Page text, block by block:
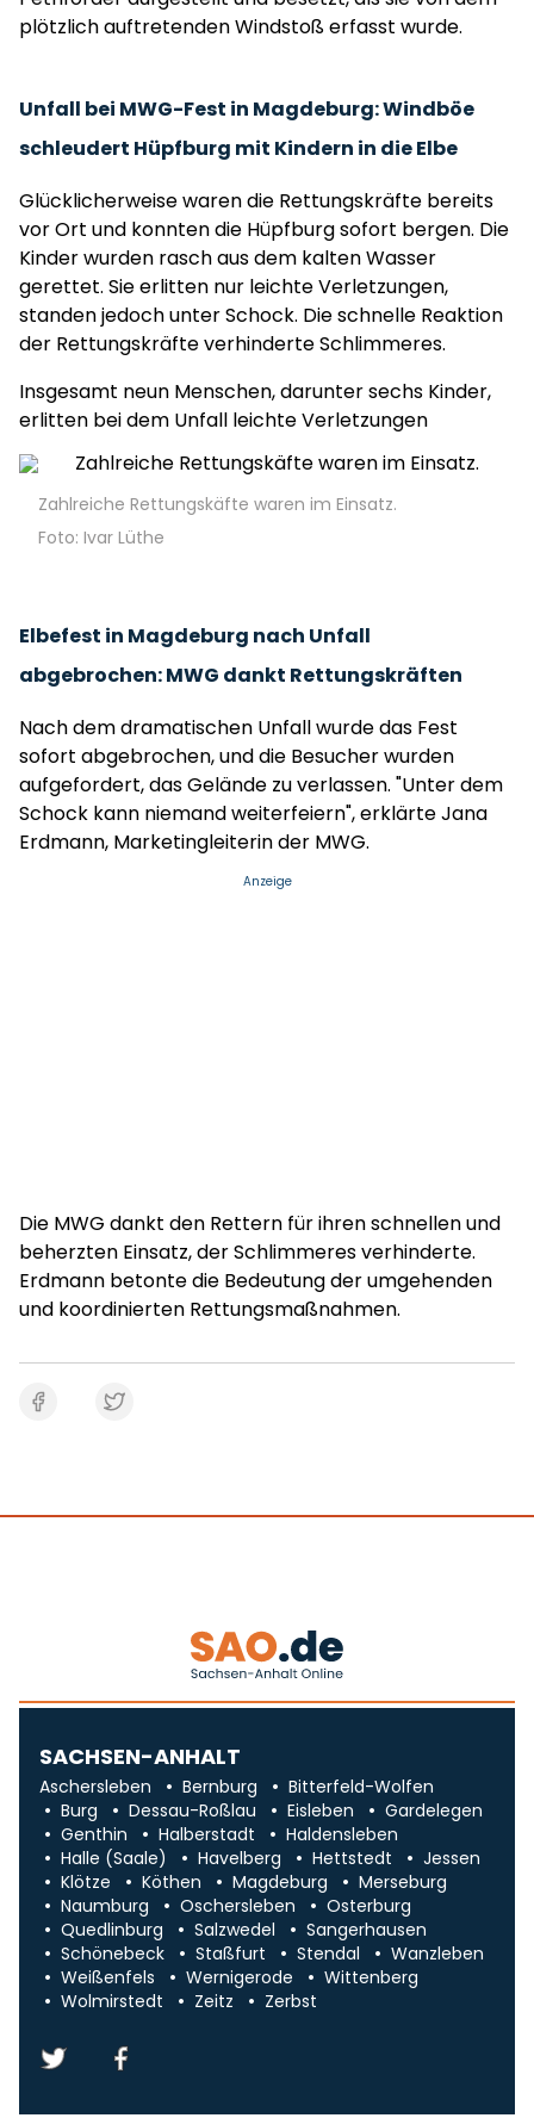
plötzlich auftretenden Windstoß erfasst wurde.
Unfall bei MWG-Fest in Magdeburg: Windböe
schleudert Hüpfburg mit Kindern in die Elbe
Glücklicherweise waren die Rettungskräfte bereits
vor Ort und konnten die Hüpfburg sofort bergen. Die
Kinder wurden rasch aus dem kalten Wasser
gerettet. Sie erlitten nur leichte Verletzungen,
standen jedoch unter Schock. Die schnelle Reaktion
der Rettungskräfte verhinderte Schlimmeres.
Insgesamt neun Menschen, darunter sechs Kinder,
erlitten bei dem Unfall leichte Verletzungen
Zahlreiche Rettungskäfte waren im Einsatz.
Foto: Ivar Lüthe
Elbefest in Magdeburg nach Unfall
abgebrochen: MWG dankt Rettungskräften
Nach dem dramatischen Unfall wurde das Fest
sofort abgebrochen, und die Besucher wurden
aufgefordert, das Gelände zu verlassen. "Unter dem
Schock kann niemand weiterfeiern", erklärte Jana
Erdmann, Marketingleiterin der MWG.
Anzeige
Die MWG dankt den Rettern für ihren schnellen und
beherzten Einsatz, der Schlimmeres verhinderte.
Erdmann betonte die Bedeutung der umgehenden
und koordinierten Rettungsmaßnahmen.
SACHSEN-ANHALT
Aschersleben Bernburg
Bitterfeld-Wolfen
Burg
Dessau-Roßlau Eisleben
Gardelegen
Genthin
Halberstadt
Haldensleben
Halle (Saale)
Havelberg Hettstedt
Jessen
Klötze
Köthen Magdeburg
Merseburg
Naumburg
Oschersleben
Osterburg
Quedlinburg
Salzwedel
Sangerhausen
Schönebeck
Staßfurt Stendal
Wanzleben
Weißenfels
Wernigerode
Wittenberg
Wolmirstedt
Zeitz Zerbst